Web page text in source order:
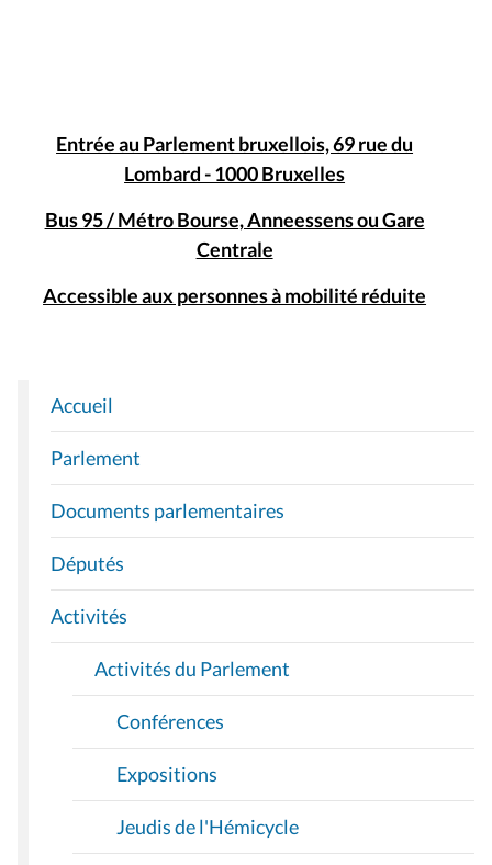
Entrée au Parlement bruxellois, 69 rue du
Lombard - 1000 Bruxelles
Bus 95 / Métro Bourse, Anneessens ou Gare
Centrale
Accessible aux personnes à mobilité réduite
N
A
V
I
G
A
T
I
O
Accueil
Parlement
Documents parlementaires
Députés
Activités
Activités du Parlement
Conférences
Expositions
Jeudis de l'Hémicycle